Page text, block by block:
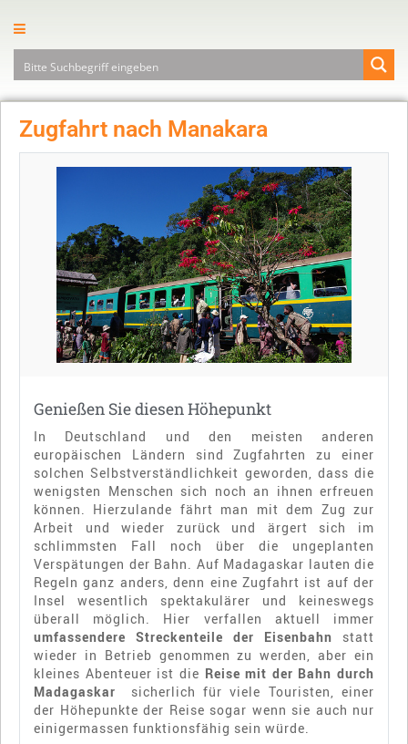
Zugfahrt nach Manakara
Genießen Sie diesen Höhepunkt
In Deutschland und den meisten anderen
europäischen Ländern sind Zugfahrten zu einer
solchen Selbstverständlichkeit geworden, dass die
wenigsten Menschen sich noch an ihnen erfreuen
können. Hierzulande fährt man mit dem Zug zur
Arbeit und wieder zurück und ärgert sich im
schlimmsten Fall noch über die ungeplanten
Verspätungen der Bahn. Auf Madagaskar lauten die
Regeln ganz anders, denn eine Zugfahrt ist auf der
Insel wesentlich spektakulärer und keineswegs
überall möglich. Hier verfallen aktuell immer
umfassendere Streckenteile der Eisenbahn statt
wieder in Betrieb genommen zu werden, aber ein
kleines Abenteuer ist die Reise mit der Bahn durch
Madagaskar sicherlich für viele Touristen, einer
der Höhepunkte der Reise sogar wenn sie auch nur
einigermassen funktionsfähig sein würde.